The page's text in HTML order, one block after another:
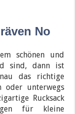
No
schönen und
sind, dann ist
das richtige
oder unterwegs
Rucksack
für kleine